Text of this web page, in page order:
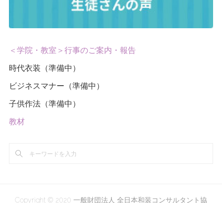
＜学院・教室＞行事のご案内・報告
時代衣装（準備中）
ビジネスマナー（準備中）
子供作法（準備中）
教材
Copyright © 2020 一般財団法人 全日本和装コンサルタント協